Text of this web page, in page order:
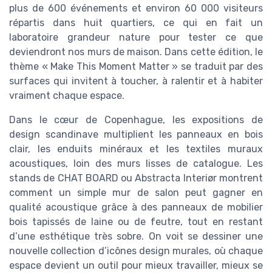
plus de 600 événements et environ 60 000 visiteurs
répartis dans huit quartiers, ce qui en fait un
laboratoire grandeur nature pour tester ce que
deviendront nos murs de maison. Dans cette édition, le
thème « Make This Moment Matter » se traduit par des
surfaces qui invitent à toucher, à ralentir et à habiter
vraiment chaque espace.
Dans le cœur de Copenhague, les expositions de
design scandinave multiplient les panneaux en bois
clair, les enduits minéraux et les textiles muraux
acoustiques, loin des murs lisses de catalogue. Les
stands de CHAT BOARD ou Abstracta Interiør montrent
comment un simple mur de salon peut gagner en
qualité acoustique grâce à des panneaux de mobilier
bois tapissés de laine ou de feutre, tout en restant
d’une esthétique très sobre. On voit se dessiner une
nouvelle collection d’icônes design murales, où chaque
espace devient un outil pour mieux travailler, mieux se